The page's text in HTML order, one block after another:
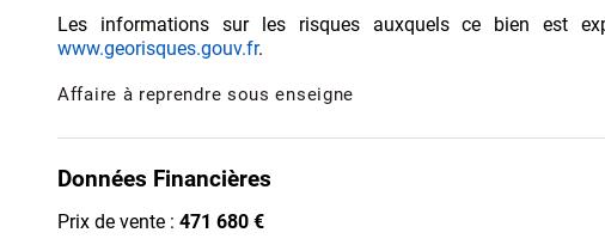
Les informations sur les risques auxquels ce bien est
www.georisques.gouv.fr.
Affaire à reprendre sous enseigne
Données Financières
Prix de vente : 471 680 €